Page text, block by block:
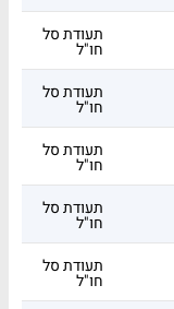
תעודת סל
חו"ל
תעודת סל
חו"ל
תעודת סל
חו"ל
תעודת סל
חו"ל
תעודת סל
חו"ל